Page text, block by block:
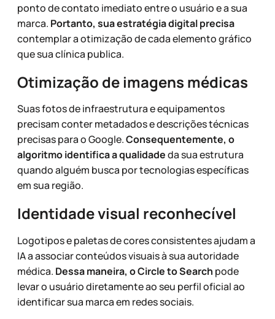
ponto de contato imediato entre o usuário e a sua
marca. Portanto, sua estratégia digital precisa
contemplar a otimização de cada elemento gráfico
que sua clínica publica.
Otimização de imagens médicas
Suas fotos de infraestrutura e equipamentos
precisam conter metadados e descrições técnicas
precisas para o Google.Consequentemente, o
algoritmo identifica a qualidadeda sua estrutura
quando alguém busca por tecnologias específicas
em sua região.
Identidade visual reconhecível
Logotipos e paletas de cores consistentes ajudam a
IA a associar conteúdos visuais à sua autoridade
médica. Dessa maneira, o Circle to Search pode
levar o usuário diretamente ao seu perfil oficial ao
identificar sua marca em redes sociais.